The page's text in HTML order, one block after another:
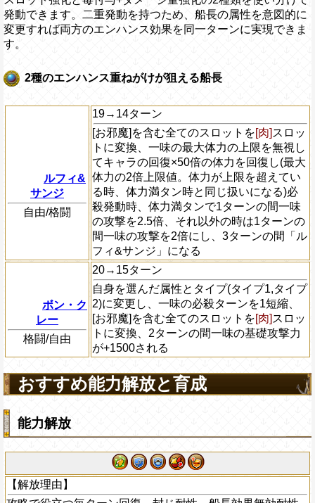
発動できます。二重発動を持つため、船長の属性を意図的に
変更すれば両方のエンハンス効果を同一ターンに実現できま
す。
2種のエンハンス重ねがけが狙える船長
ルフィ&
サンジ
自由/格闘
19→14ターン
[お邪魔]を含む全てのスロットを[肉] スロッ
トに変換、一味の最大体力の上限を無視し
てキャラの回復×50倍の体力を回復し(最大
体力の2倍上限値。体力が上限を超えてい
る時、体力満タン時と同じ扱いになる)必
殺発動時、体力満タンで1ターンの間一味
の攻撃を2.5倍、それ以外の時は1ターンの
間一味の攻撃を2倍にし、3ターンの間「ル
フィ&サンジ」になる
ボン・ク
レー
格闘/自由
20→15ターン
自身を選んだ属性とタイプ(タイプ1,タイプ
2)に変更し、一味の必殺ターンを1短縮、
[お邪魔]を含む全てのスロットを[肉] スロッ
トに変換、2ターンの間一味の基礎攻撃力
が+1500される
おすすめ能力解放と育成
能力解放
【解放理由】